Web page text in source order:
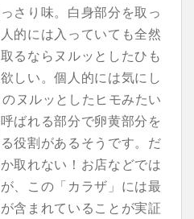
さり味。白身部分を取っ
的には入っていても全然
るならヌルッとしたひも
しい。個人的には気にし
ヌルッとしたヒモみたい
ばれる部分で卵黄部分を
役割があるそうです。だ
取れない！お店などでは
、この「カラザ」には最
含まれていることが実証